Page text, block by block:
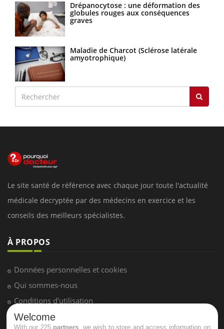
Drépanocytose : une déformation des
globules rouges aux conséquences
graves
Maladie de Charcot (Sclérose latérale
amyotrophique)
Le site santé de référence avec chaque jour toute l'actualité
médicale decryptée par des médecins en exercice et les
conseils des meilleurs spécialistes.
À PROPOS
Données personnelles et cookies
Qui sommes-nous
Conditions d'utilisation
Plan du site
Welcome
With our 225 partners , we wish to store and access information on